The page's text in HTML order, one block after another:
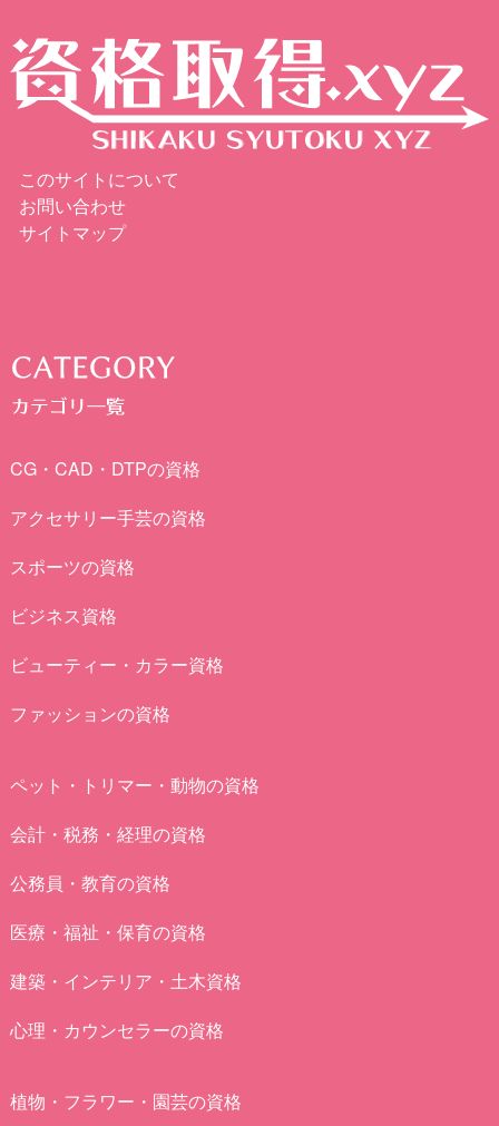
このサイトについて
お問い合わせ
サイトマップ
CG・CAD・DTPの資格
アクセサリー手芸の資格
スポーツの資格
ビジネス資格
ビューティー・カラー資格
ファッションの資格
ペット・トリマー・動物の資格
会計・税務・経理の資格
公務員・教育の資格
医療・福祉・保育の資格
建築・インテリア・土木資格
心理・カウンセラーの資格
植物・フラワー・園芸の資格